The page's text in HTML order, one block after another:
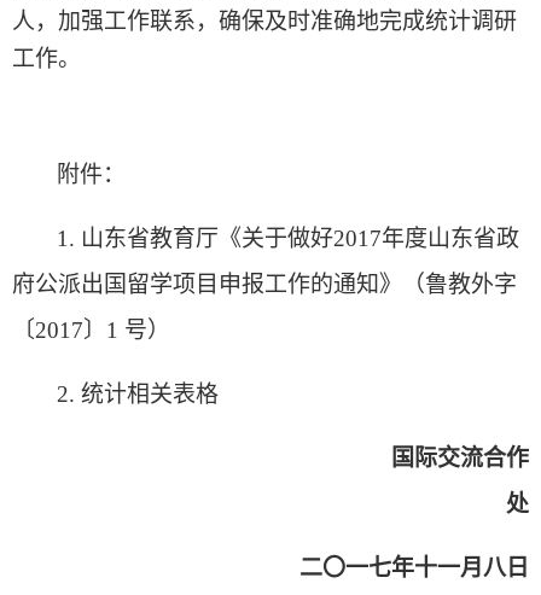
人，加强工作联系，确保及时准确地完成统计调研
工作。
附件：
1. 山东省教育厅《关于做好2017年度山东省政
府公派出国留学项目申报工作的通知》（鲁教外字
〔2017〕1 号）
2. 统计相关表格
国际交流合作
处
二〇一七年十一月八日